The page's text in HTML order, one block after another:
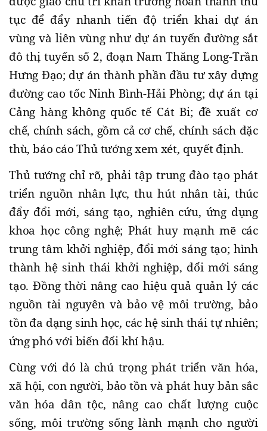
tục để đẩy nhanh tiến độ triển khai dự án
vùng và liên vùng như dự án tuyến đường sắt
đô thị tuyến số 2, đoạn Nam Thăng Long-Trần
Hưng Đạo; dự án thành phần đầu tư xây dựng
đường cao tốc Ninh Bình-Hải Phòng; dự án tại
Cảng hàng không quốc tế Cát Bi; đề xuất cơ
chế, chính sách, gồm cả cơ chế, chính sách đặc
thù, báo cáo Thủ tướng xem xét, quyết định.
Thủ tướng chỉ rõ, phải tập trung đào tạo phát
triển nguồn nhân lực, thu hút nhân tài, thúc
đẩy đổi mới, sáng tạo, nghiên cứu, ứng dụng
khoa học công nghệ; Phát huy mạnh mẽ các
trung tâm khởi nghiệp, đổi mới sáng tạo; hình
thành hệ sinh thái khởi nghiệp, đổi mới sáng
tạo. Đồng thời nâng cao hiệu quả quản lý các
nguồn tài nguyên và bảo vệ môi trường, bảo
tồn đa dạng sinh học, các hệ sinh thái tự nhiên;
ứng phó với biến đổi khí hậu.
Cùng với đó là chú trọng phát triển văn hóa,
xã hội, con người, bảo tồn và phát huy bản sắc
văn hóa dân tộc, nâng cao chất lượng cuộc
sống, môi trường sống lành mạnh cho người